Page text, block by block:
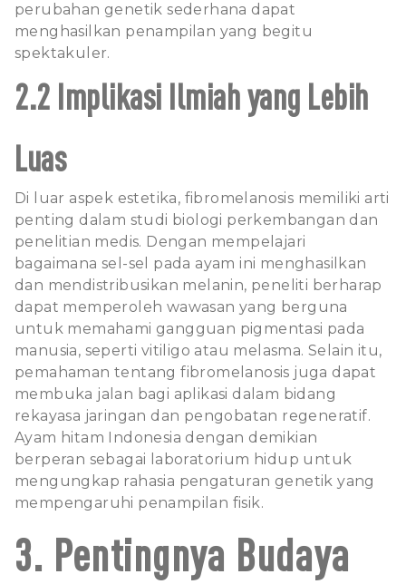
perubahan genetik sederhana dapat
menghasilkan penampilan yang begitu
spektakuler.
2.2 Implikasi Ilmiah yang Lebih
Luas
Di luar aspek estetika, fibromelanosis memiliki arti
penting dalam studi biologi perkembangan dan
penelitian medis. Dengan mempelajari
bagaimana sel-sel pada ayam ini menghasilkan
dan mendistribusikan melanin, peneliti berharap
dapat memperoleh wawasan yang berguna
untuk memahami gangguan pigmentasi pada
manusia, seperti vitiligo atau melasma. Selain itu,
pemahaman tentang fibromelanosis juga dapat
membuka jalan bagi aplikasi dalam bidang
rekayasa jaringan dan pengobatan regeneratif.
Ayam hitam Indonesia dengan demikian
berperan sebagai laboratorium hidup untuk
mengungkap rahasia pengaturan genetik yang
mempengaruhi penampilan fisik.
3. Pentingnya Budaya